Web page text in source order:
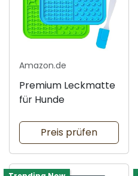
Amazon.de
Premium Leckmatte
für Hunde
Preis prüfen